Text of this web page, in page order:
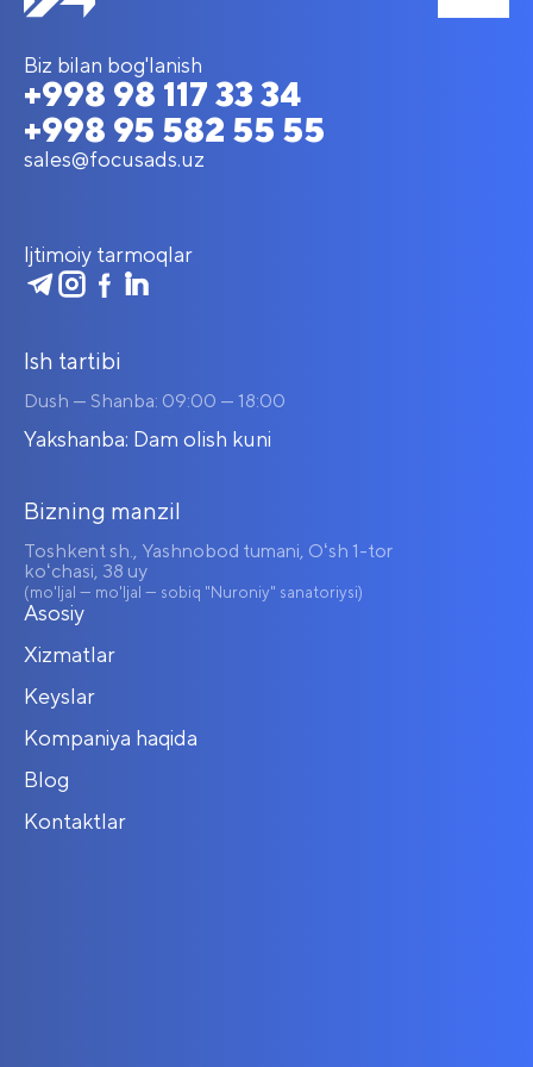
Biz bilan bog'lanish
+998 98 117 33 34
+998 95 582 55 55
sales@focusads.uz
Ijtimoiy tarmoqlar
Ish tartibi
Dush — Shanba: 09:00 — 18:00
Yakshanba: Dam olish kuni
Bizning manzil
Toshkent sh., Yashnobod tumani, Oʻsh 1-tor
koʻchasi, 38 uy
(mo'ljal — mo'ljal — sobiq "Nuroniy" sanatoriysi)
Asosiy
Xizmatlar
Keyslar
Kompaniya haqida
Blog
Kontaktlar